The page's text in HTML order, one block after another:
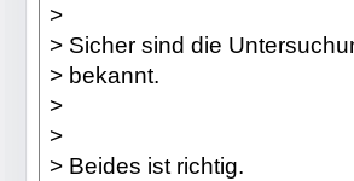
>
> Sicher sind die
> bekannt.
>
>
> Beides ist richtig.